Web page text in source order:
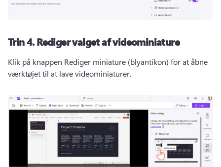
Trin 4.Rediger valget af videominiature
Klik på knappen Rediger miniature (blyantikon) for at åbne
værktøjet til at lave videominiaturer.